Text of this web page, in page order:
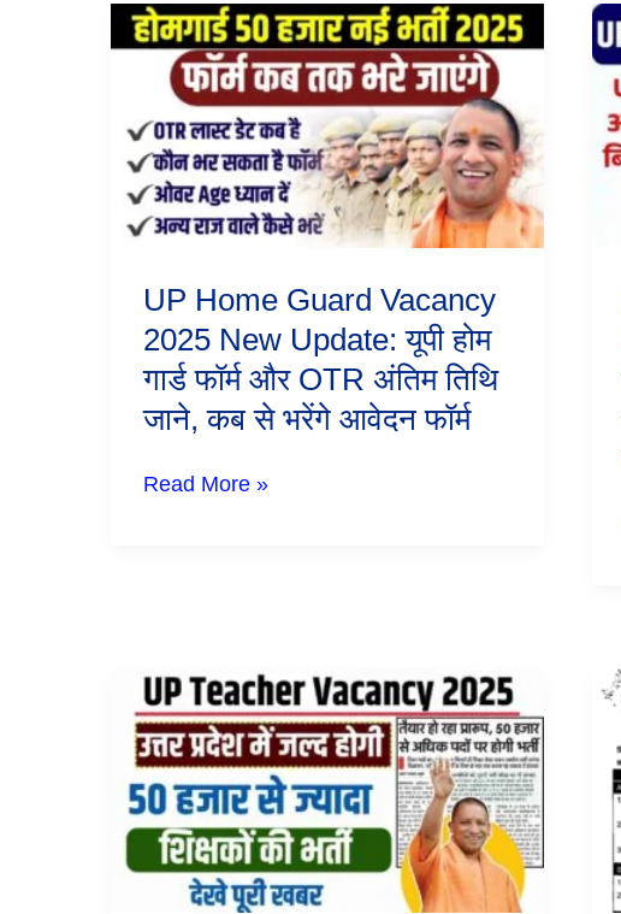
UP Home Guard Vacancy
2025 New Update: यूपी होम
गार्ड फॉर्म और OTR अंतिम तिथि
जाने, कब से भरेंगे आवेदन फॉर्म
UP
Home
Guard
Vacancy
2025
New
Update:
यूपी
होम
गार्ड
OTR
अंतिम
तिथि
जाने,
से
आवेदन
फॉर्म
Read More »
UP
Teacher
Vacancy
2025:
उत्तर
प्रदेश
में
जल्द
होगी